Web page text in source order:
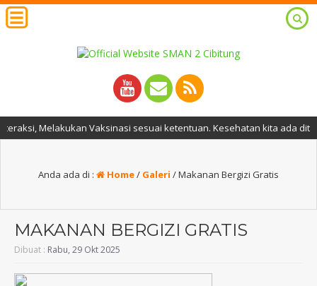
Melakukan Vaksinasi sesuai ketentuan. Kesehatan kita ada ditangan
Anda ada di : Home/ Galeri /Makanan Bergizi Gratis
MAKANAN BERGIZI GRATIS
Dibuat : Rabu, 29 Okt 2025